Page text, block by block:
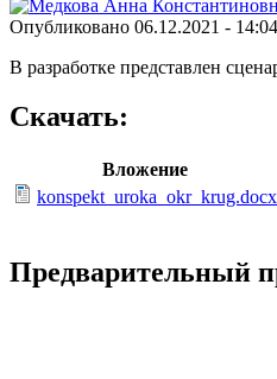
Опубликовано 06.12.2021 -
В разработке представлен
Скачать:
Вложение
konspekt_uroka_okr_krug.docx
Предварительный